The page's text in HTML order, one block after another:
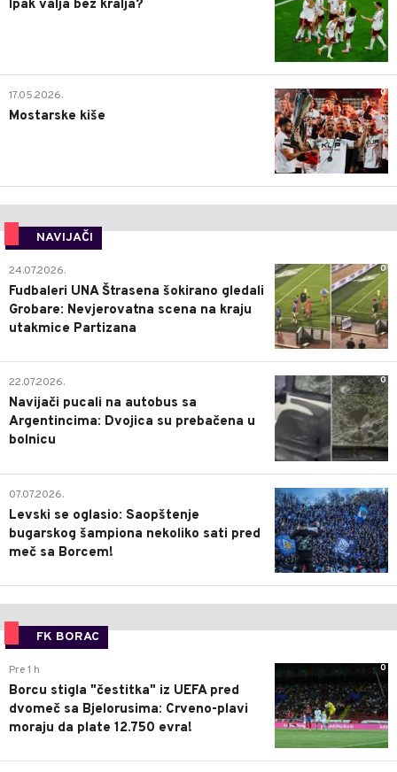
Ipak valja bez kralja?
0
17.05.2026.
Mostarske kiše
NAVIJAČI
0
24.07.2026.
Fudbaleri UNA Štrasena šokirano gledali
Grobare: Nevjerovatna scena na kraju
utakmice Partizana
0
22.07.2026.
Navijači pucali na autobus sa
Argentincima: Dvojica su prebačena u
bolnicu
1
07.07.2026.
Levski se oglasio: Saopštenje
bugarskog šampiona nekoliko sati pred
meč sa Borcem!
FK BORAC
0
Pre 1 h
Borcu stigla "čestitka" iz UEFA pred
dvomeč sa Bjelorusima: Crveno-plavi
moraju da plate 12.750 evra!